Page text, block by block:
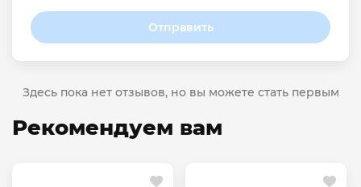
Отправить
Здесь пока нет отзывов, но вы можете стать первым
Рекомендуем вам